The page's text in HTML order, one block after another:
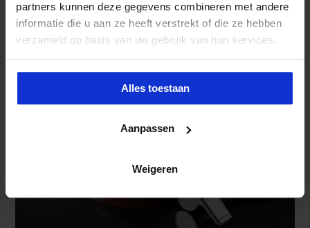
partners kunnen deze gegevens combineren met andere
informatie die u aan ze heeft verstrekt of die ze hebben
verzameld op basis van uw gebruik van hun services.
Alles toestaan
Aanpassen
Weigeren
Handreiking integriteit en sociale veiligheid